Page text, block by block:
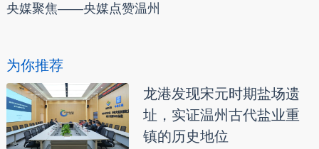
央媒聚焦——央媒点赞温州
为你推荐
龙港发现宋元时期盐场遗
址，实证温州古代盐业重
镇的历史地位